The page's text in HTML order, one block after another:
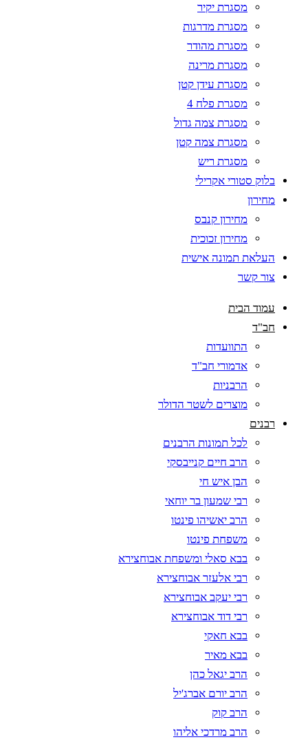
מסגרת יקיר
מסגרת מדרגות
מסגרת מהודר
מסגרת מרינה
מסגרת עידן קטן
מסגרת פלח 4
מסגרת צמה גדול
מסגרת צמה קטן
מסגרת ריש
בלוק סטורי אקרילי
מחירון
מחירון קנבס
מחירון זכוכית
העלאת תמונה אישית
צור קשר
עמוד הבית
חב"ד
התוועדות
אדמורי חב"ד
הרבניות
מוצרים לשטר הדולר
רבנים
לכל תמונות הרבנים
הרב חיים קנייבסקי
הבן איש חי
רבי שמעון בר יוחאי
הרב יאשיהו פינטו
משפחת פינטו
בבא סאלי ומשפחת אבוחצירא
רבי אלעזר אבוחצירא
רבי יעקב אבוחצירא
רבי דוד אבוחצירא
בבא חאקי
בבא מאיר
הרב יגאל כהן
הרב יורם אברג'יל
הרב קוק
הרב מרדכי אליהו